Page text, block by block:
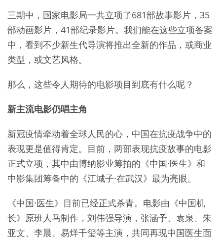
三期中，国家电影局一共立项了681部故事影片，35
部动画影片，41部纪录影片。我们能在这些立项备案
中，看到不少新生代导演将推出全新的作品，或商业
类型，或文艺风格。
那么，这些令人期待的电影项目到底有什么呢？
新主流电影仍唱主角
新冠疫情牵动着全球人民的心，中国在抗疫战争中的
表现更是值得肯定。目前，两部表现抗疫故事的电影
正式立项，其中由博纳影业筹拍的《中国·医生》和
中影集团筹备中的《江城子·在武汉》最为亮眼。
《中国·医生》目前已经正式杀青。电影由《中国机
长》原班人马制作，刘伟强导演，张涵予、袁泉、朱
亚文、李晨、易烊千玺等主演，共同再现中国医生面